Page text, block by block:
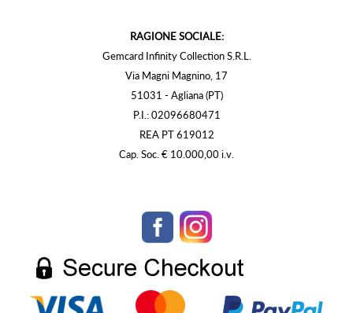
RAGIONE SOCIALE:
Gemcard Infinity Collection S.R.L.
Via Magni Magnino, 17
51031 - Agliana (PT)
P.I.: 02096680471
REA PT 619012
Cap. Soc. € 10.000,00 i.v.